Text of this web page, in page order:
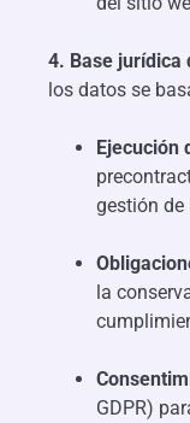
4. Base jurídica
los datos se
Ejecución
gestión de
la
GDPR)